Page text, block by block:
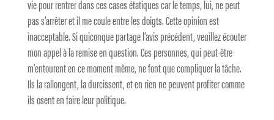
vie pour rentrer dans ces cases étatiques car le temps, lui, ne peut
pas s’arrêter et il me coule entre les doigts. Cette opinion est
inacceptable. Si quiconque partage l’avis précédent, veuillez écouter
mon appel à la remise en question. Ces personnes, qui peut-être
m’entourent en ce moment même, ne font que compliquer la tâche.
Ils la rallongent, la durcissent, et en rien ne peuvent profiter comme
ils osent en faire leur politique.